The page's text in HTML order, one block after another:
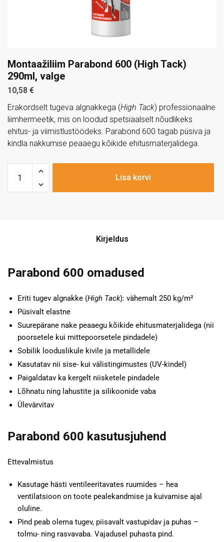
Montaažiliim Parabond 600 (High Tack)
290ml, valge
10,58 €
Erakordselt tugeva algnakkega (High Tack) professionaalne
liimhermeetik, mis on loodud spetsiaalselt nõudlikeks
ehitus- ja viimistlustöödeks. Parabond 600 tagab püsiva ja
kindla nakkumise peaaegu kõikide ehitusmaterjalidega.
Lisa korvi
Kirjeldus
Parabond 600 omadused
Eriti tugev algnakke (High Tack): vähemalt 250 kg/m²
Püsivalt elastne
Suurepärane nake peaaegu kõikide ehitusmaterjalidega (nii
poorsetele kui mittepoorsetele pindadele)
Sobilik looduslikule kivile ja metallidele
Kasutatav nii sise- kui välistingimustes (UV-kindel)
Paigaldatav ka kergelt niisketele pindadele
Lõhnatu ning lahustite ja silikoonide vaba
Ülevärvitav
Parabond 600 kasutusjuhend
Ettevalmistus
Kasutage hästi ventileeritavates ruumides – hea
ventilatsioon on toote pealekandmise ja kuivamise ajal
oluline.
Pind peab olema tugev, piisavalt vastupidav ja puhas –
tolmu- ning rasvavaba. Vajadusel puhasta pind.